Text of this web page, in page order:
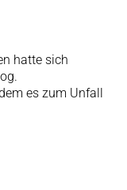
hatte sich
es zum Unfall